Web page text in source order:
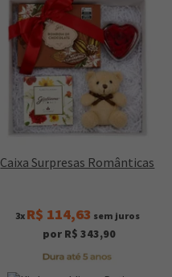
Caixa Surpresas Românticas
3x R$ 114,63 sem juros
por R$ 343,90